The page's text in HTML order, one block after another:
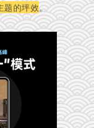
题的坪效。